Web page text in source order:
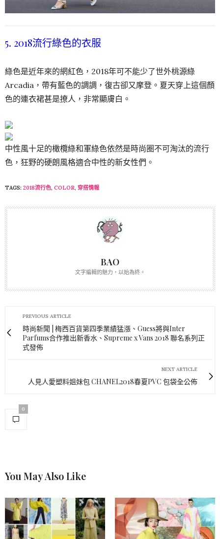
5. 2018流行綠色的衣服
綠色是近年來的網紅色，2018年可不能少了世外桃源綠
Arcadia，帶有藍色的調調，復古卻又摩登。夏天穿上這個顏
色的連衣裙甚是撩人，非常顯膚白。
中性風十足的橄欖綠和軍綠色依然是時尚圈不可淘汰的流行
色，狂野的硬朗風格適合中性的新女性們。
TAGS: 2018流行色, COLOR, 穿搭情報
BAO
文字編輯的魅力，以始為終。
PREVIOUS ARTICLE
時尚新聞 | 梅西百貨第四季業績猛漲、Guess將與Inter
Parfums合作推出新香水、Supreme x Vans 2018 聯名系列正
式發佈
NEXT ARTICLE
人見人愛塑料姐妹包 CHANEL2018春夏PVC 包袋全公佈
0
You May Also Like